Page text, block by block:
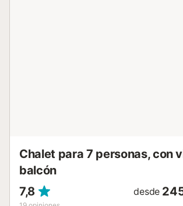
Chalet para 7 personas, con
balcón
7,8
desde